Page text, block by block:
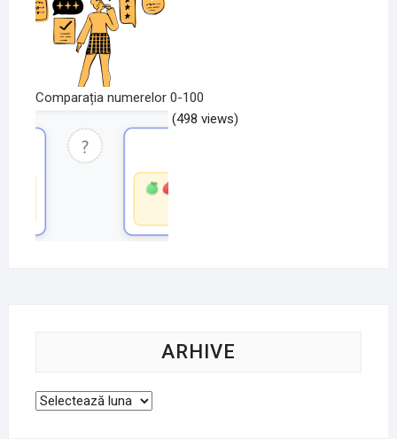
Comparația numerelor 0-100
(498 views)
ARHIVE
Arhive